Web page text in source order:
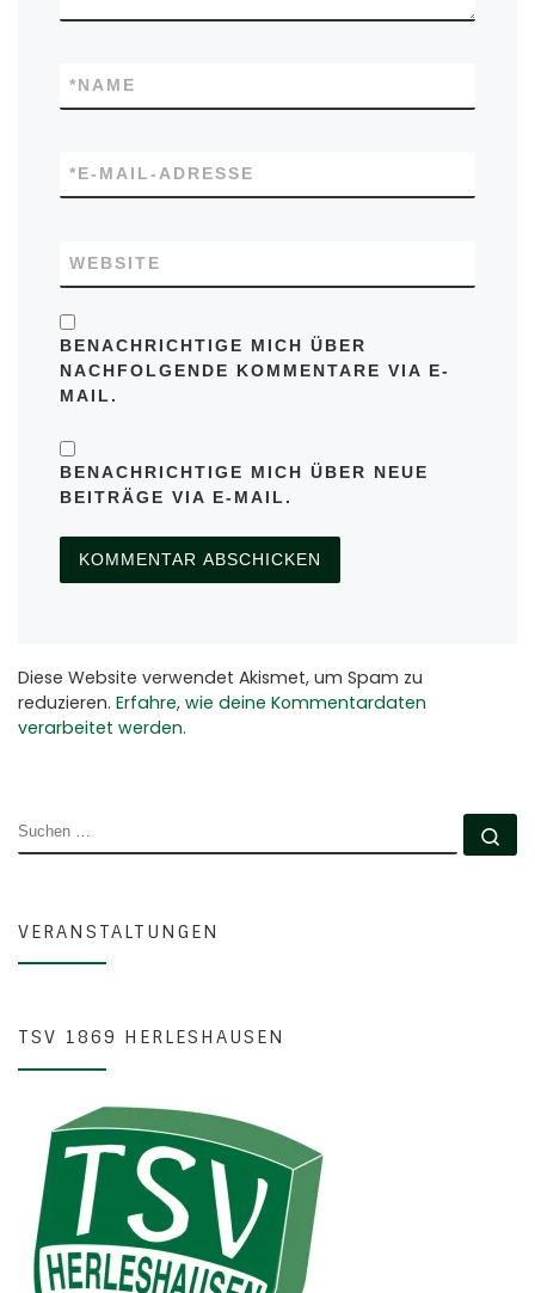
NAME
*
E-MAIL-ADRESSE
*
WEBSITE
BENACHRICHTIGE MICH ÜBER
NACHFOLGENDE KOMMENTARE VIA E-
MAIL.
BENACHRICHTIGE MICH ÜBER NEUE
BEITRÄGE VIA E-MAIL.
Diese Website verwendet Akismet, um Spam zu
reduzieren. Erfahre, wie deine Kommentardaten
verarbeitet werden.
SUCHE
VERANSTALTUNGEN
TSV 1869 HERLESHAUSEN